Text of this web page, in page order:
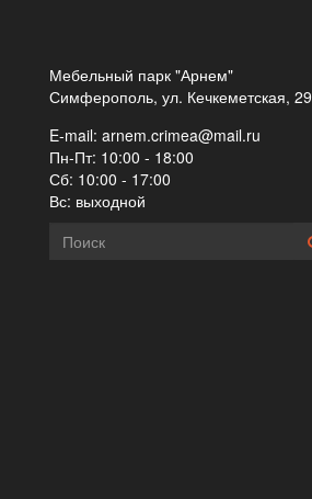
Мебельный парк "Арнем"
Симферополь, ул. Кечкеметская, 29
E-mail: arnem.crimea@mail.ru
Пн-Пт: 10:00 - 18:00
Сб: 10:00 - 17:00
Вс: выходной